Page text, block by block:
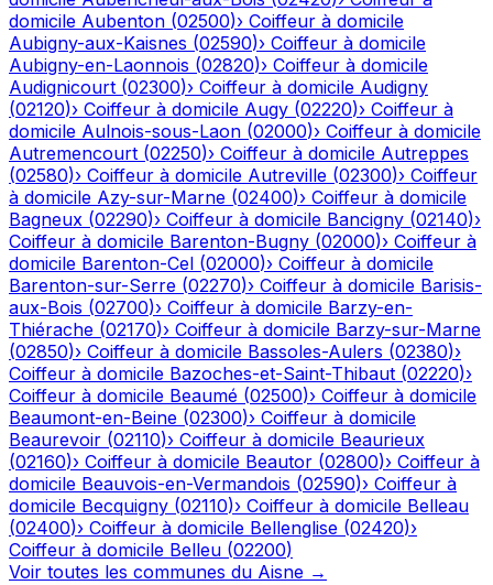
domicile Aubenton (02500)› Coiffeur à domicile
Aubigny-aux-Kaisnes (02590)› Coiffeur à domicile
Aubigny-en-Laonnois (02820)› Coiffeur à domicile
Audignicourt (02300)› Coiffeur à domicile Audigny
(02120)› Coiffeur à domicile Augy (02220)› Coiffeur à
domicile Aulnois-sous-Laon (02000)› Coiffeur à domicile
Autremencourt (02250)› Coiffeur à domicile Autreppes
(02580)› Coiffeur à domicile Autreville (02300)› Coiffeur
à domicile Azy-sur-Marne (02400)› Coiffeur à domicile
Bagneux (02290)› Coiffeur à domicile Bancigny (02140)›
Coiffeur à domicile Barenton-Bugny (02000)› Coiffeur à
domicile Barenton-Cel (02000)› Coiffeur à domicile
Barenton-sur-Serre (02270)› Coiffeur à domicile Barisis-
aux-Bois (02700)› Coiffeur à domicile Barzy-en-
Thiérache (02170)› Coiffeur à domicile Barzy-sur-Marne
(02850)› Coiffeur à domicile Bassoles-Aulers (02380)›
Coiffeur à domicile Bazoches-et-Saint-Thibaut (02220)›
Coiffeur à domicile Beaumé (02500)› Coiffeur à domicile
Beaumont-en-Beine (02300)› Coiffeur à domicile
Beaurevoir (02110)› Coiffeur à domicile Beaurieux
(02160)› Coiffeur à domicile Beautor (02800)› Coiffeur à
domicile Beauvois-en-Vermandois (02590)› Coiffeur à
domicile Becquigny (02110)› Coiffeur à domicile Belleau
(02400)› Coiffeur à domicile Bellenglise (02420)›
Coiffeur à domicile Belleu (02200)
Voir toutes les communes du Aisne →